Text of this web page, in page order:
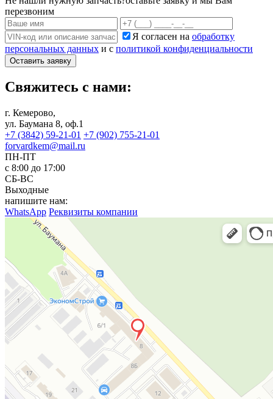
перезвоним
Я согласен на обработку
персональных данных и с политикой конфиденциальности
Оставить заявку
Свяжитесь с нами:
г. Кемерово,
ул. Баумана 8, оф.1
+7 (3842) 59-21-01 +7 (902) 755-21-01
forvardkem@mail.ru
ПН-ПТ
с 8:00 до 17:00
СБ-ВС
Выходные
напишите нам:
WhatsApp Реквизиты компании